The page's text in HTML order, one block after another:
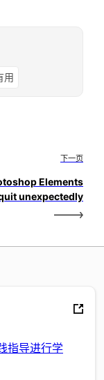
用
下一页
Elements
unexpectedly
指导进行学